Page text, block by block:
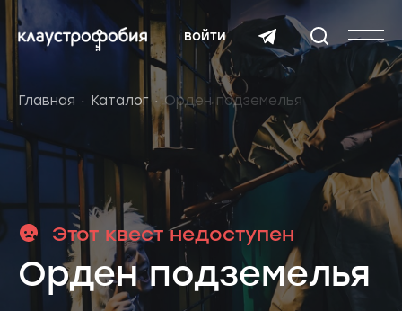
войти
Главная Каталог Орден подземелья
Этот квест недоступен
Орден подземелья